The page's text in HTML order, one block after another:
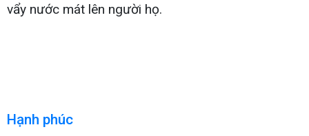
vẩy nước mát lên người họ.
Hạnh phúc